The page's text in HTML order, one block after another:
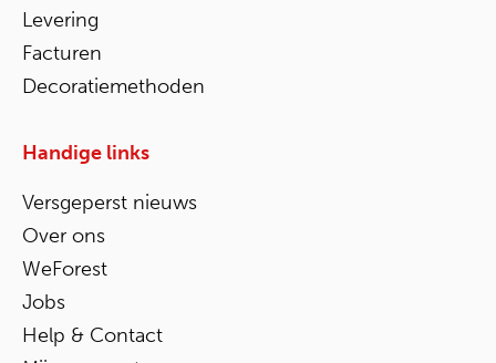
Levering
Facturen
Decoratiemethoden
Handige links
Versgeperst nieuws
Over ons
WeForest
Jobs
Help & Contact